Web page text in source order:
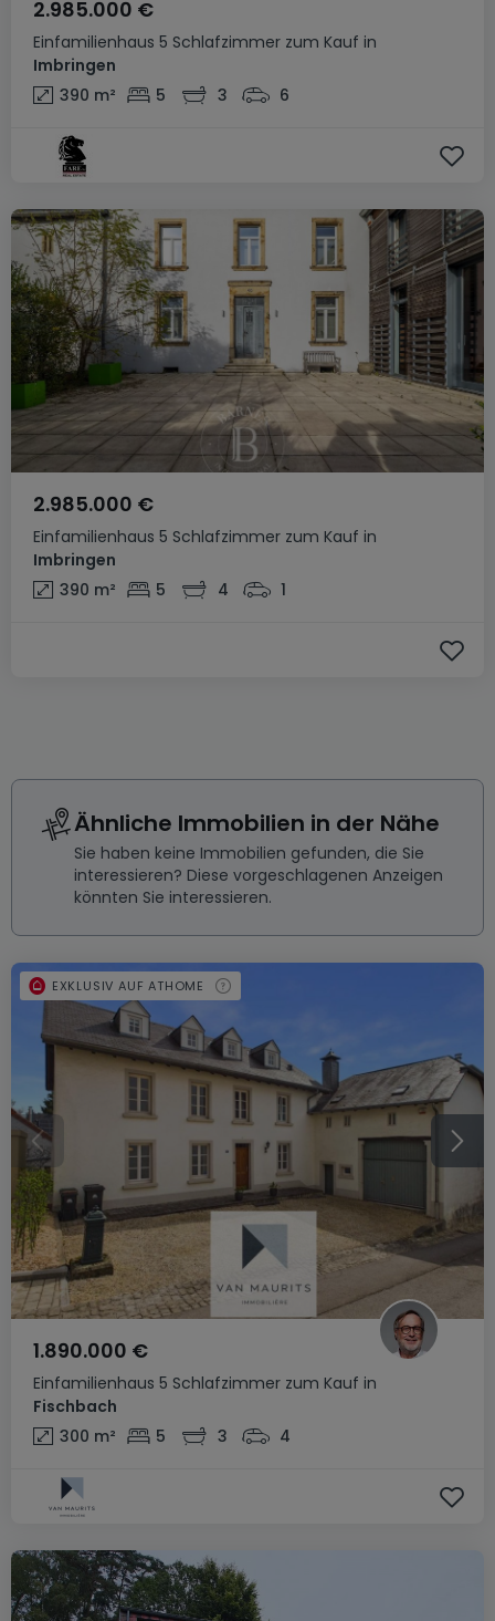
Einfamilienhaus 5 Schlafzimmer zum Kauf in
Imbringen
2.985.000 €
390 m² 5 3 6
Einfamilienhaus 5 Schlafzimmer zum Kauf in
Imbringen
2.985.000 €
390 m² 5 4 1
Ähnliche Immobilien in der Nähe
Sie haben keine Immobilien gefunden, die Sie
interessieren? Diese vorgeschlagenen Anzeigen
könnten Sie interessieren.
Einfamilienhaus 5 Schlafzimmer zum Kauf in
Fischbach
1.890.000 €
300 m² 5 3 4
EXKLUSIV AUF ATHOME